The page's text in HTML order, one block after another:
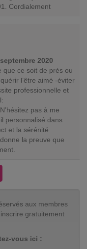
Cordialement
2020
que ce soit de prés ou
l’être aimé -éviter
professionnelle et
N’hésitez pas à me
personnalisé dans
et la sérénité
la preuve que
aux membres
gratuitement
vous ici :